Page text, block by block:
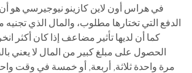
في هراس أون لاين كازينو نيوجيرسي هو
الدفع التي تختارها مطلوب، والمال الذي
كما أن لديها تأثير مضاعف إذا كان أكثر
الحصول على مبلغ كبير من المال لا يعني
مرة واحدة ثلاثة, أربعة, أو خمسة في وقت